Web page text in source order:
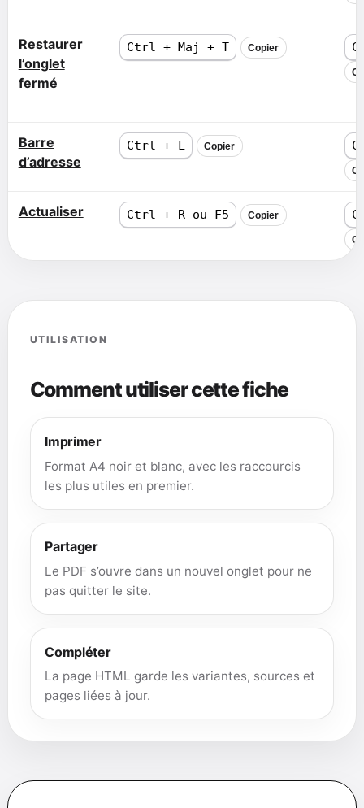
Restaurer
l’onglet
fermé
Ctrl + Maj + T Copier
Barre
d’adresse
Ctrl + L Copier
Actualiser Ctrl + R ou F5 Copier
UTILISATION
Comment utiliser cette fiche
Imprimer
Format A4 noir et blanc, avec les raccourcis
les plus utiles en premier.
Partager
Le PDF s’ouvre dans un nouvel onglet pour ne
pas quitter le site.
Compléter
La page HTML garde les variantes, sources et
pages liées à jour.